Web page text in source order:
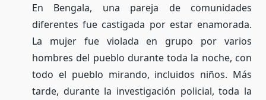
En Bengala, una pareja de comunidades
diferentes fue castigada por estar enamorada.
La mujer fue violada en grupo por varios
hombres del pueblo durante toda la noche, con
todo el pueblo mirando, incluidos niños. Más
tarde, durante la investigación policial, toda la